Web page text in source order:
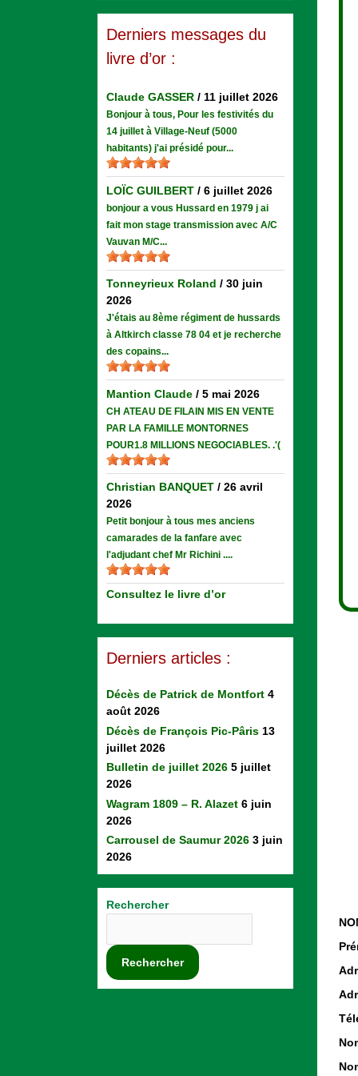
Derniers messages du
livre d’or :
Claude GASSER / 11 juillet 2026
Bonjour à tous, Pour les festivités du
14 juillet à Village-Neuf (5000
habitants) j'ai présidé pour...
LOÏC GUILBERT /6 juillet 2026
bonjour a vous Hussard en 1979 j ai
fait mon stage transmission avec A/C
Vauvan M/C...
Tonneyrieux Roland /30 juin
2026
J'étais au 8ème régiment de hussards
à Altkirch classe 78 04 et je recherche
des copains...
Mantion Claude /5 mai 2026
CH ATEAU DE FILAIN MIS EN VENTE
PAR LA FAMILLE MONTORNES
POUR1.8 MILLIONS NEGOCIABLES. .'(
Christian BANQUET /26 avril
2026
Petit bonjour à tous mes anciens
camarades de la fanfare avec
l'adjudant chef Mr Richini ....
Consultez le livre d’or
Derniers articles :
Décès de Patrick de Montfort 4
août 2026
Décès de François Pic-Pâris 13
juillet 2026
Bulletin de juillet 2026 5 juillet
2026
Wagram 1809 – R. Alazet 6 juin
2026
Carrousel de Saumur 2026 3 juin
2026
Rechercher
Rechercher